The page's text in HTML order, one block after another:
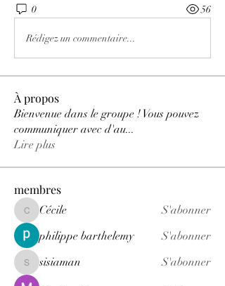
0 56
Rédigez un commentaire...
À propos
Bienvenue dans le groupe ! Vous pouvez
communiquer avec d'au...
Lire plus
membres
CécileCécile
S'abonner
philippe barthelemy
S'abonner
sisiamansisiaman S'abonner